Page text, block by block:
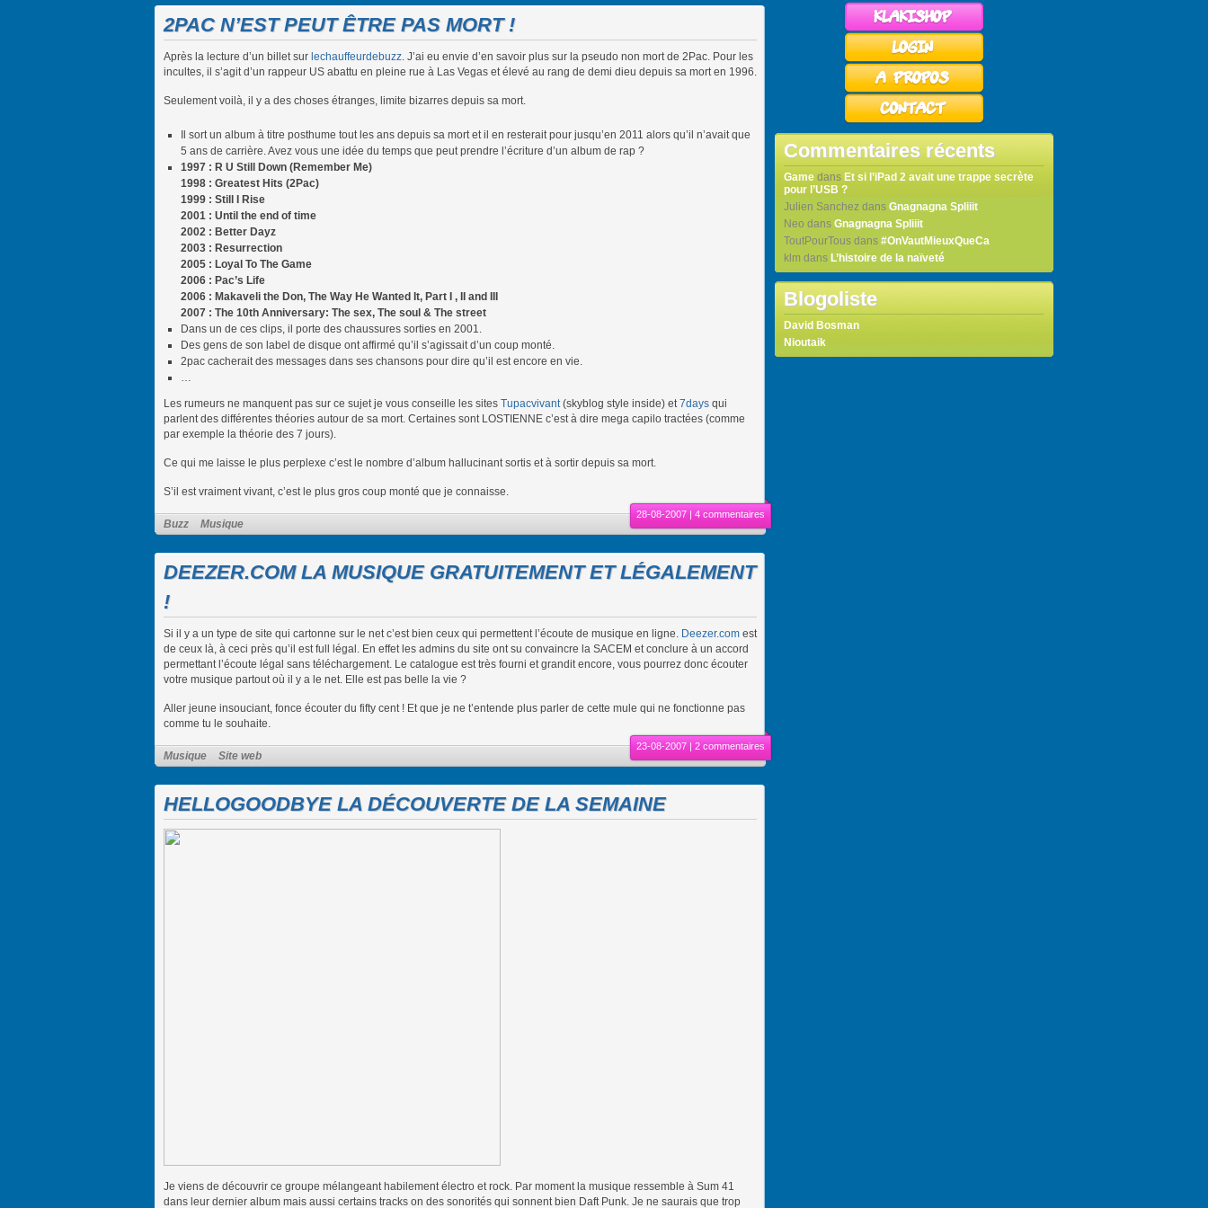
2PAC N’EST PEUT ÊTRE PAS MORT !
Après la lecture d’un billet sur lechauffeurdebuzz. J’ai eu envie d’en savoir plus sur la pseudo non mort de 2Pac. Pour les
incultes, il s’agit d’un rappeur US abattu en pleine rue à Las Vegas et élevé au rang de demi dieu depuis sa mort en 1996.
Seulement voilà, il y a des choses étranges, limite bizarres depuis sa mort.
Il sort un album à titre posthume tout les ans depuis sa mort et il en resterait pour jusqu’en 2011 alors qu’il n’avait que
5 ans de carrière. Avez vous une idée du temps que peut prendre l’écriture d’un album de rap ?
1997 : R U Still Down (Remember Me)
1998 : Greatest Hits (2Pac)
1999 : Still I Rise
2001 : Until the end of time
2002 : Better Dayz
2003 : Resurrection
2005 : Loyal To The Game
2006 : Pac’s Life
2006 : Makaveli the Don, The Way He Wanted It, Part I , II and III
2007 : The 10th Anniversary: The sex, The soul & The street
Dans un de ces clips, il porte des chaussures sorties en 2001.
Des gens de son label de disque ont affirmé qu’il s’agissait d’un coup monté.
2pac cacherait des messages dans ses chansons pour dire qu’il est encore en vie.
Les rumeurs ne manquent pas sur ce sujet je vous conseille les sites Tupacvivant (skyblog style inside) et 7days qui
parlent des différentes théories autour de sa mort. Certaines sont LOSTIENNE c’est à dire mega capilo tractées (comme
par exemple la théorie des 7 jours).
Ce qui me laisse le plus perplexe c’est le nombre d’album hallucinant sortis et à sortir depuis sa mort.
S’il est vraiment vivant, c’est le plus gros coup monté que je connaisse.
Buzz Musique
28-08-2007 | 4 commentaires
DEEZER.COM LA MUSIQUE GRATUITEMENT ET LÉGALEMENT
!
Si il y a un type de site qui cartonne sur le net c’est bien ceux qui permettent l’écoute de musique en ligne. Deezer.com est
de ceux là, à ceci près qu’il est full légal. En effet les admins du site ont su convaincre la SACEM et conclure à un accord
permettant l’écoute légal sans téléchargement. Le catalogue est très fourni et grandit encore, vous pourrez donc écouter
votre musique partout où il y a le net. Elle est pas belle la vie ?
Aller jeune insouciant, fonce écouter du fifty cent ! Et que je ne t’entende plus parler de cette mule qui ne fonctionne pas
comme tu le souhaite.
Musique Site web
23-08-2007 | 2 commentaires
HELLOGOODBYE LA DÉCOUVERTE DE LA SEMAINE
Je viens de découvrir ce groupe mélangeant habilement électro et rock. Par moment la musique ressemble à Sum 41
dans leur dernier album mais aussi certains tracks on des sonorités qui sonnent bien Daft Punk. Je ne saurais que trop
Commentaires récents
Game dans Et si l’iPad 2 avait une trappe secrète
pour l’USB ?
Julien Sanchez dans Gnagnagna Spliiit
Neo dans Gnagnagna Spliiit
ToutPourTous dans #OnVautMieuxQueCa
klm dans L’histoire de la naïveté
Blogoliste
David Bosman
Nioutaik